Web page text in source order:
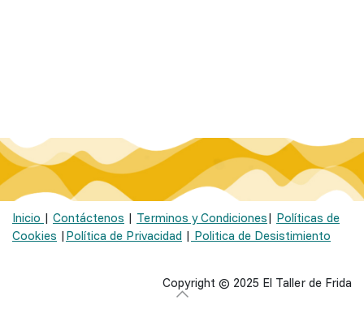
Inicio | Contáctenos | Terminos y Condiciones| Políticas de
Cookies | Política de Privacidad | Politica de Desistimiento
Copyright © 2025 El Taller de Frida